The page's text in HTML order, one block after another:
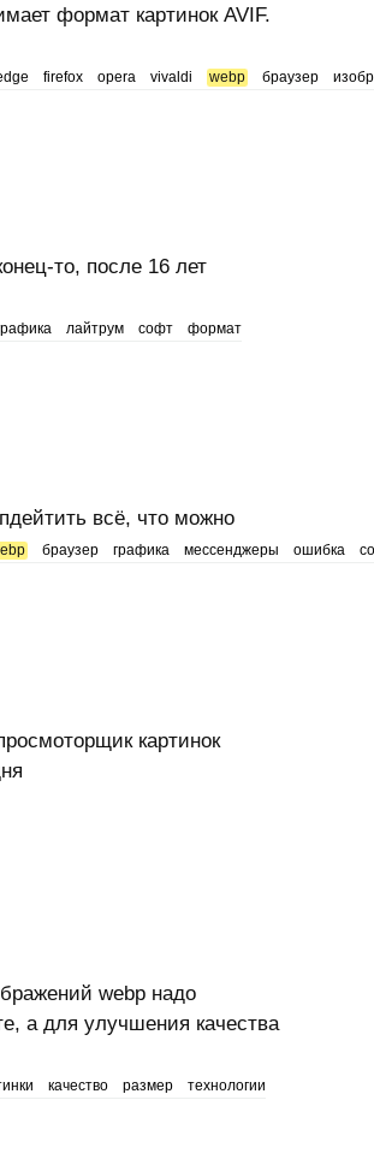
формат картинок AVIF.
firefox opera vivaldi webp браузер
то, после 16 лет
лайтрум софт формат
всё, что можно
браузер графика мессенджеры ошибка
картинок
webp надо
а для улучшения качества
качество размер технологии